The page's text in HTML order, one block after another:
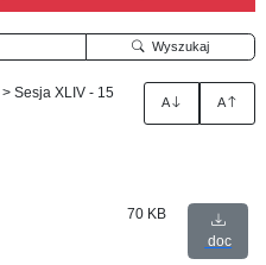
Wyszukaj
> Sesja XLIV - 15
A A
70 KB
doc